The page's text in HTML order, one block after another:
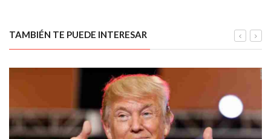
TAMBIÉN TE PUEDE INTERESAR